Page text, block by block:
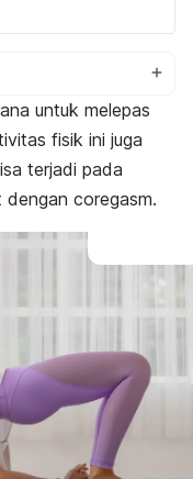
untuk melepas
fisik ini juga
terjadi pada
dengan coregasm.